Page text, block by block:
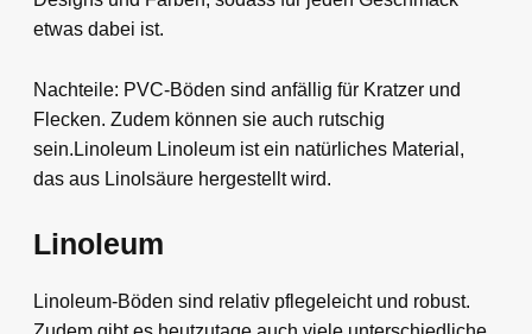
etwas dabei ist.
Nachteile: PVC-Böden sind anfällig für Kratzer und
Flecken. Zudem können sie auch rutschig
sein.Linoleum Linoleum ist ein natürliches Material,
das aus Linolsäure hergestellt wird.
Linoleum
Linoleum-Böden sind relativ pflegeleicht und robust.